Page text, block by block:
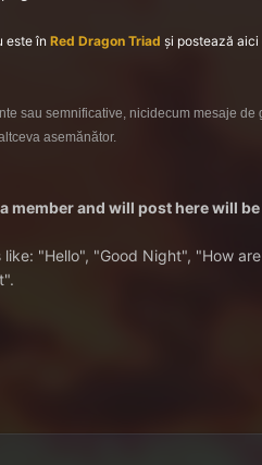
este în Red Dragon Triad și postează aici
sau semnificative, nicidecum mesaje de
asemănător.
member and will post here will
"Hello", "Good Night", "How